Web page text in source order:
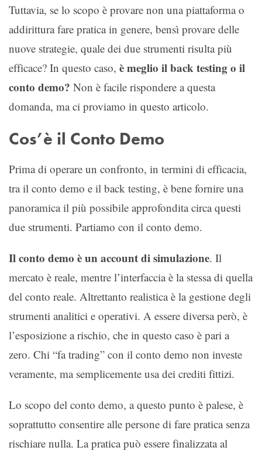
Tuttavia, se lo scopo è provare non una piattaforma o
addirittura fare pratica in genere, bensì provare delle
nuove strategie, quale dei due strumenti risulta più
efficace? In questo caso, è meglio il back testing o il
conto demo? Non è facile rispondere a questa
domanda, ma ci proviamo in questo articolo.
Cos’è il Conto Demo
Prima di operare un confronto, in termini di efficacia,
tra il conto demo e il back testing, è bene fornire una
panoramica il più possibile approfondita circa questi
due strumenti. Partiamo con il conto demo.
Il conto demo è un account di simulazione. Il
mercato è reale, mentre l’interfaccia è la stessa di quella
del conto reale. Altrettanto realistica è la gestione degli
strumenti analitici e operativi. A essere diversa però, è
l’esposizione a rischio, che in questo caso è pari a
zero. Chi “fa trading” con il conto demo non investe
veramente, ma semplicemente usa dei crediti fittizi.
Lo scopo del conto demo, a questo punto è palese, è
soprattutto consentire alle persone di fare pratica senza
rischiare nulla. La pratica può essere finalizzata al